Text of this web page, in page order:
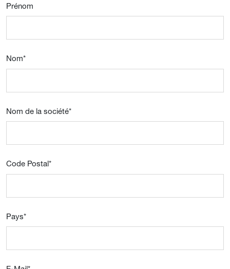
Prénom
Nom*
Nom de la société*
Code Postal*
Pays*